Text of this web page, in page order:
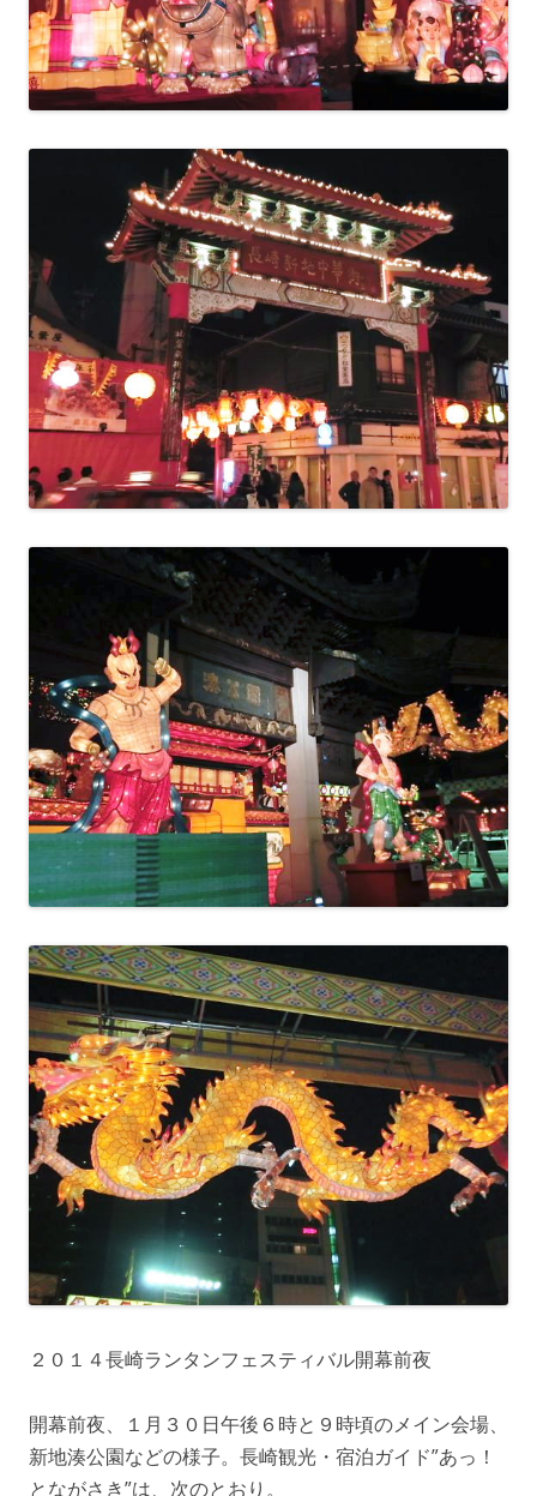
２０１４長崎ランタンフェスティバル開幕前夜
開幕前夜、１月３０日午後６時と９時頃のメイン会場、
新地湊公園などの様子。長崎観光・宿泊ガイド”あっ！
とながさき”は、次のとおり。